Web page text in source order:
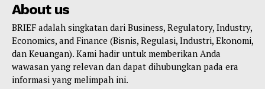
About us
BRIEF adalah singkatan dari Business, Regulatory, Industry,
Economics, and Finance (Bisnis, Regulasi, Industri, Ekonomi,
dan Keuangan). Kami hadir untuk memberikan Anda
wawasan yang relevan dan dapat dihubungkan pada era
informasi yang melimpah ini.